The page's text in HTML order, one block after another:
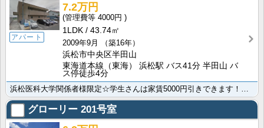
アパート
7.2万円
4000円
1LDK
43.74㎡
2009年9月
（築16年）
浜松市中央区半田山
東海道本線（東海） 浜松駅 バス41分 半田山 バ
ス停徒歩4分
浜松医科大学関係者様限定☆学生さんは家賃5000円引きできます！ダイワハウス施工で、しっかりした造り･･･
グローリー 201号室